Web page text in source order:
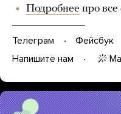
Подробнее про все
Телеграм Фейсбук
Напишите нам